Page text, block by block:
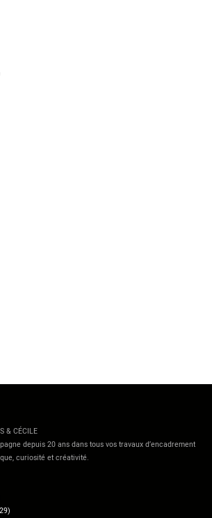
& CÉCILE
depuis 20 ans dans tous vos travaux d’encadrement
curiosité et créativité.